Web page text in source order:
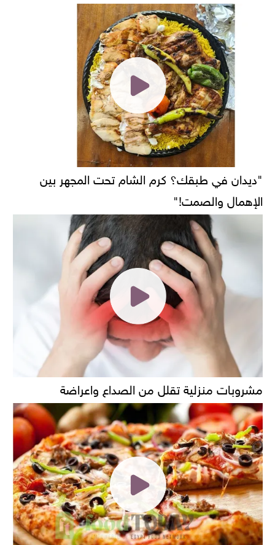
"ديدان في طبقك؟ كرم الشام تحت المجهر بين
الإهمال والصمت!"
مشروبات منزلية تقلل من الصداع واعراضة